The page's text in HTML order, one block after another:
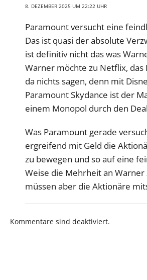
8. DEZEMBER 2025 UM 22:22 UHR
Paramount versucht eine
Das ist quasi der absolute
ist definitiv nicht das was
Warner möchte zu Netflix,
da nichts sagen, denn mit
Paramount Skydance ist der
einem Monopol durch den
Was Paramount gerade
ergreifend mit Geld die
zu bewegen und so auf eine
Weise die Mehrheit an Warner
müssen aber die Aktionäre
Kommentare sind deaktiviert.